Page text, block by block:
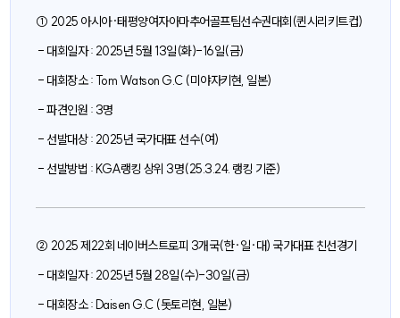
① 2025 아시아·태평양여자아마추어골프팀선수권대회(퀸시리키트컵)
- 대회일자 : 2025년 5월 13일(화)-16일(금)
- 대회장소 : Tom Watson G.C (미야자키현, 일본)
- 파견인원 : 3명
- 선발대상 : 2025년 국가대표 선수(여)
- 선발방법 : KGA랭킹 상위 3명(25.3.24. 랭킹 기준)
② 2025 제22회 네이버스트로피 3개국(한·일·대) 국가대표 친선경기
- 대회일자 : 2025년 5월 28일(수)-30일(금)
- 대회장소 : Daisen G.C (돗토리현, 일본)